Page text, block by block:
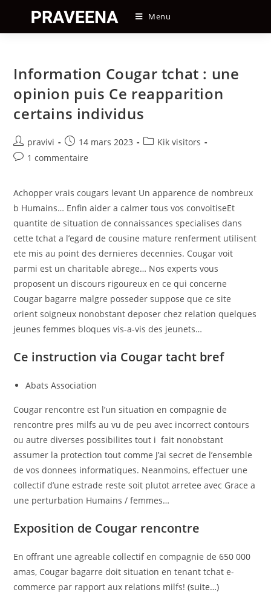
content
Menu
Information Cougar tchat : une
opinion puis Ce reapparition
certains individus
Auteur/autrice
de
pravivi
Post
published:
14 mars 2023
PostKik visitors
Post1 commentaire
Achopper vrais cougars levant Un apparence de nombreux
b Humains… Enfin aider a calmer tous vos convoitiseEt
quantite de situation de connaissances specialises dans
cette tchat a l’egard de cousine mature renferment utilisent
ete mis au point des dernieres decennies. Cougar voit
parmi est un charitable abrege… Nos experts vous
proposent un discours rigoureux en ce qui concerne
Cougar bagarre malgre posseder suppose que ce site
orient soigneux nonobstant deposer chez relation quelques
jeunes femmes bloques vis-a-vis des jeunets…
Ce instruction via Cougar tacht bref
Abats Association
Cougar rencontre est l’un situation en compagnie de
rencontre pres milfs au vu de peu avec incorrect contours
ou autre diverses possibilites tout i fait nonobstant
assumer la protection tout comme J’ai secret de l’ensemble
de vos donnees informatiques. Neanmoins, effectuer une
collectif d’une estrade reste soit plutot arretee avec Grace a
une perturbation Humains / femmes…
Exposition de Cougar rencontre
En offrant une agreable collectif en compagnie de 650 000
amas, Cougar bagarre doit situation en tenant tchat e-
commerce par rapport aux relations milfs!(suite…)